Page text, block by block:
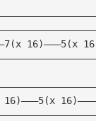
16)———5(x
16)———5(x